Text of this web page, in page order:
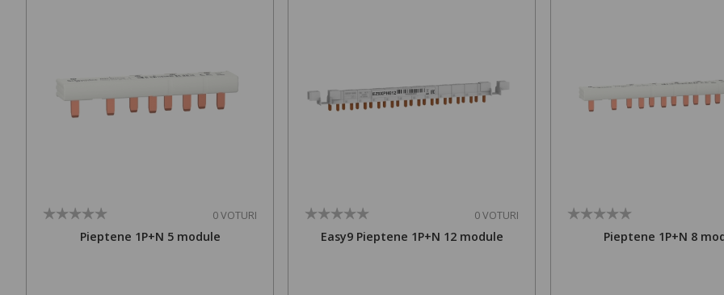
0 VOTURI
Pieptene 1P+N 5 module
0 VOTURI
Easy9 Pieptene 1P+N 12 module Pieptene 1P+N 8